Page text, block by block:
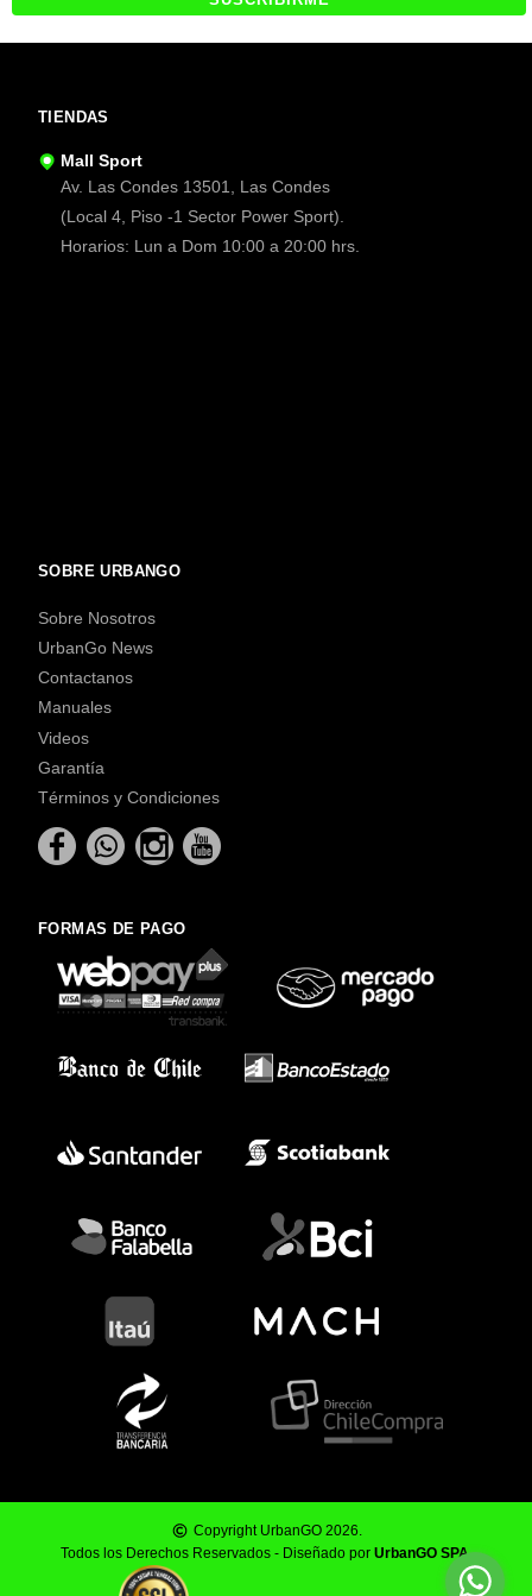
TIENDAS
Mall Sport
Av. Las Condes 13501, Las Condes
(Local 4, Piso -1 Sector Power Sport).
Horarios: Lun a Dom 10:00 a 20:00 hrs.
SOBRE URBANGO
Sobre Nosotros
UrbanGo News
Contactanos
Manuales
Videos
Garantía
Términos y Condiciones
FORMAS DE PAGO
Copyright UrbanGO 2026.
Todos los Derechos Reservados - Diseñado por UrbanGO SPA.